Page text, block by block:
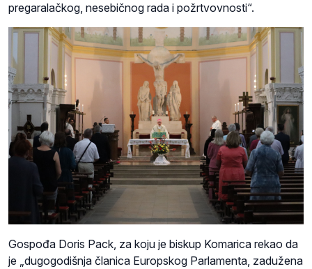
pregaralačkog, nesebičnog rada i požrtvovnosti“.
Gospođa Doris Pack, za koju je biskup Komarica rekao da
je „dugogodišnja članica Europskog Parlamenta, zadužena